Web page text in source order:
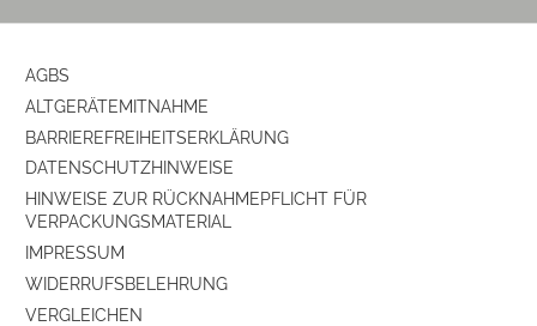
AGBS
ALTGERÄTEMITNAHME
BARRIEREFREIHEITSERKLÄRUNG
DATENSCHUTZHINWEISE
HINWEISE ZUR RÜCKNAHMEPFLICHT FÜR
VERPACKUNGSMATERIAL
IMPRESSUM
WIDERRUFSBELEHRUNG
VERGLEICHEN